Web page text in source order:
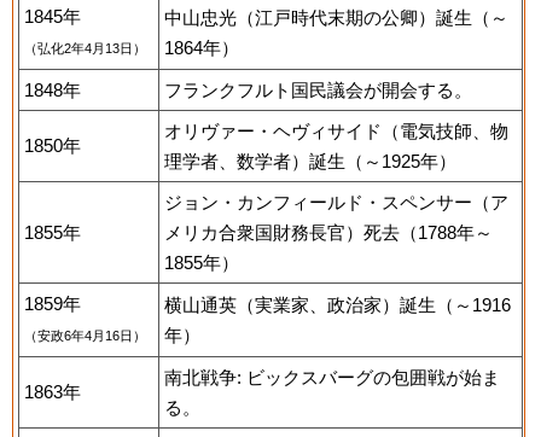
1845年
（弘化2年4月13日）
中山忠光（江戸時代末期の公卿）誕生（～
1864年）
1848年 フランクフルト国民議会が開会する。
1850年
オリヴァー・ヘヴィサイド（電気技師、物
理学者、数学者）誕生（～1925年）
1855年
ジョン・カンフィールド・スペンサー（ア
メリカ合衆国財務長官）死去（1788年～
1855年）
1859年
（安政6年4月16日）
横山通英（実業家、政治家）誕生（～1916
年）
1863年
南北戦争: ビックスバーグの包囲戦が始ま
る。